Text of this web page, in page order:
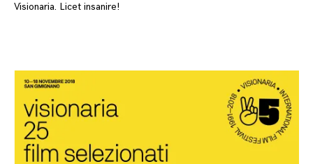
Visionaria. Licet insanire!